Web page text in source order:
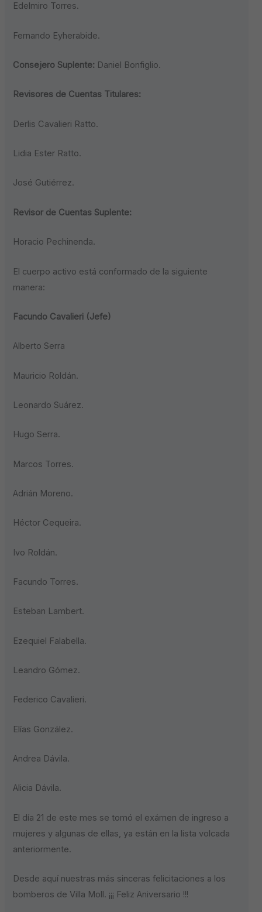
Edelmiro Torres.
Fernando Eyherabide.
Consejero Suplente: Daniel Bonfiglio.
Revisores de Cuentas Titulares:
Derlis Cavalieri Ratto.
Lidia Ester Ratto.
José Gutiérrez.
Revisor de Cuentas Suplente:
Horacio Pechinenda.
El cuerpo activo está conformado de la siguiente
manera:
Facundo Cavalieri (Jefe)
Alberto Serra
Mauricio Roldán.
Leonardo Suárez.
Hugo Serra.
Marcos Torres.
Adrián Moreno.
Héctor Cequeira.
Ivo Roldán.
Facundo Torres.
Esteban Lambert.
Ezequiel Falabella.
Leandro Gómez.
Federico Cavalieri.
Elías González.
Andrea Dávila.
Alicia Dávila.
El día 21 de este mes se tomó el exámen de ingreso a
mujeres y algunas de ellas, ya están en la lista volcada
anteriormente.
Desde aquí nuestras más sinceras felicitaciones a los
bomberos de Villa Moll. ¡¡¡ Feliz Aniversario !!!